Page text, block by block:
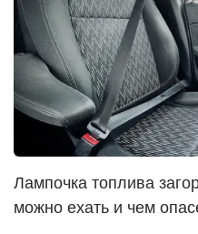
Лампочка топлива
можно ехать и чем